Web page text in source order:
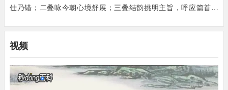
仕乃错；二叠咏今朝心境舒展；三叠结韵挑明主旨，呼应篇首作
一丘壑：一丘一壑，即一山一水。
晨猿夜鹤：语出《北山移文》。
邓禹：字仲华，新野人。佐刘秀称帝，二十四岁即拜为大司徒。
麻霞：色彩斑斓。
黄阁：指丞相府。
视频